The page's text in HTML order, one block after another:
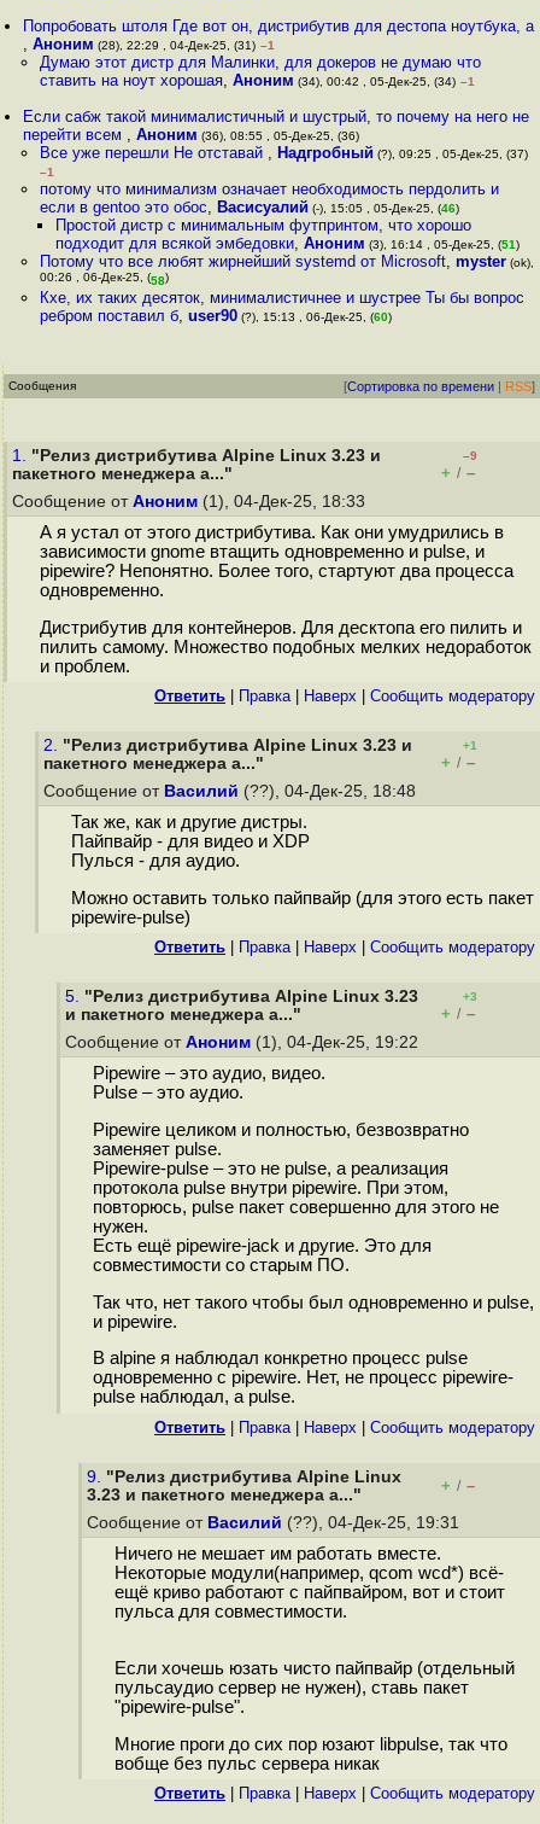
Попробовать штоля Где вот он, дистрибутив для дестопа ноутбука, а
,Аноним (28), 22:29 , 04-Дек-25, (31) –1
Думаю этот дистр для Малинки, для докеров не думаю что
ставить на ноут хорошая, Аноним (34), 00:42 , 05-Дек-25, (34) –1
Если сабж такой минималистичный и шустрый, то почему на него не
перейти всем ,Аноним (36), 08:55 , 05-Дек-25, (36)
Все уже перешли Не отставай , Надгробный (?), 09:25 , 05-Дек-25, (37)
–1
потому что минимализм означает необходимость пердолить и
если в gentoo это обос, Васисуалий (-), 15:05 , 05-Дек-25, (46)
Простой дистр с минимальным футпринтом, что хорошо
подходит для всякой эмбедовки, Аноним (3), 16:14 , 05-Дек-25, (51)
Потому что все любят жирнейший systemd от Microsoft, myster(ok),
00:26 , 06-Дек-25, (58)
Кхе, их таких десяток, минималистичнее и шустрее Ты бы вопрос
ребром поставил б, user90(?), 15:13 , 06-Дек-25, (60)
Сообщения [Сортировка по времени | RSS]
1. "Релиз дистрибутива Alpine Linux 3.23 и
пакетного менеджера a..."
–9
+ / –
Сообщение от Аноним (1), 04-Дек-25, 18:33
А я устал от этого дистрибутива. Как они умудрились в
зависимости gnome втащить одновременно и pulse, и
pipewire? Непонятно. Более того, стартуют два процесса
одновременно.
Дистрибутив для контейнеров. Для десктопа его пилить и
пилить самому. Множество подобных мелких недоработок
и проблем.
Ответить Правка| Наверх Cообщить модератору
2. "Релиз дистрибутива Alpine Linux 3.23 и
пакетного менеджера a..."
+1
+ / –
Сообщение от Василий (??), 04-Дек-25, 18:48
Так же, как и другие дистры.
Пайпвайр - для видео и XDP
Пулься - для аудио.
Можно оставить только пайпвайр (для этого есть пакет
pipewire-pulse)
Ответить Правка| Наверх Cообщить модератору
5. "Релиз дистрибутива Alpine Linux 3.23
и пакетного менеджера a..."
+3
+ / –
Сообщение от Аноним (1), 04-Дек-25, 19:22
Pipewire – это аудио, видео.
Pulse – это аудио.
Pipewire целиком и полностью, безвозвратно
заменяет pulse.
Pipewire-pulse – это не pulse, а реализация
протокола pulse внутри pipewire. При этом,
повторюсь, pulse пакет совершенно для этого не
нужен.
Есть ещё pipewire-jack и другие. Это для
совместимости со старым ПО.
Так что, нет такого чтобы был одновременно и pulse,
и pipewire.
В alpine я наблюдал конкретно процесс pulse
одновременно с pipewire. Нет, не процесс pipewire-
pulse наблюдал, а pulse.
Ответить Правка| Наверх Cообщить модератору
9. "Релиз дистрибутива Alpine Linux
3.23 и пакетного менеджера a..."
+ / –
Сообщение от Василий (??), 04-Дек-25, 19:31
Ничего не мешает им работать вместе.
Некоторые модули(например, qcom wcd*) всё-
ещё криво работают с пайпвайром, вот и стоит
пульса для совместимости.
Если хочешь юзать чисто пайпвайр (отдельный
пульсаудио сервер не нужен), ставь пакет
"pipewire-pulse".
Многие проги до сих пор юзают libpulse, так что
вобще без пульс сервера никак
Ответить Правка| Наверх Cообщить модератору